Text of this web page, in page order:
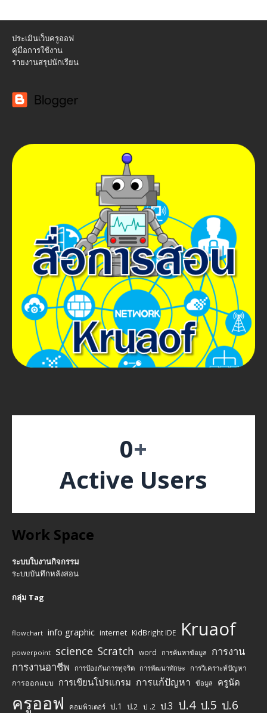
ประเมินเว็บครูออฟ
คู่มือการใช้งาน
รายงานสรุปนักเรียน
0+
Active Users
Work Space
ระบบใบงานกิจกรรม
ระบบบันทึกหลังสอน
กลุ่ม Tag
flowchart info graphic internet KidBright IDE Kruaof
powerpoint science Scratch word การค้นหาข้อมูล
การงาน
การงานอาชีพ
การป้องกันการทุจริต การพัฒนาทักษะ การวิเคราะห์ปัญหา
การออกแบบ การเขียนโปรแกรม การแก้ปัญหา ข้อมูล ครูนัด
ครูออฟ คอมพิวเตอร์ ป.1 ป.2 ป .2 ป.3 ป.4 ป.5 ป.6